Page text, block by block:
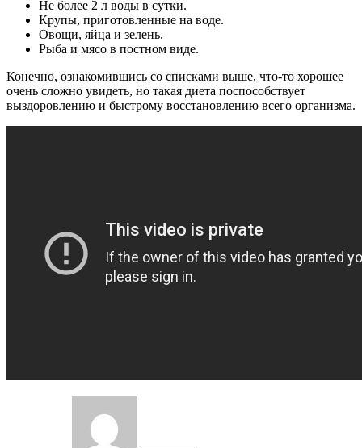
Не более 2 л воды в сутки.
Крупы, приготовленные на воде.
Овощи, яйца и зелень.
Рыба и мясо в постном виде.
Конечно, ознакомившись со списками выше, что-то хорошее
очень сложно увидеть, но такая диета поспособствует
выздоровлению и быстрому восстановлению всего организма.